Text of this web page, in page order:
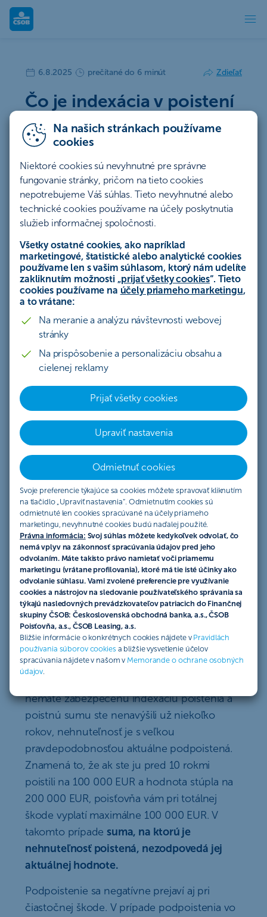
Na našich stránkach používame
cookies
Niektoré cookies sú nevyhnutné pre správne
fungovanie stránky, pričom na tieto cookies
nepotrebujeme Váš súhlas. Tieto nevyhnutné alebo
technické cookies používame na účely poskytnutia
služieb informačnej spoločnosti.
Všetky ostatné cookies, ako napríklad
marketingové, štatistické alebo analytické cookies
používame len s vašim súhlasom, ktorý nám udelíte
zakliknutím možnosti „prijať všetky cookies“. Tieto
cookies používame na účely priameho marketingu,
a to vrátane:
Na meranie a analýzu návštevnosti webovej
stránky
Na prispôsobenie a personalizáciu obsahu a
cielenej reklamy
Prijať všetky cookies
Upraviť nastavenia
Odmietnuť cookies
Svoje preferencie týkajúce sa cookies môžete spravovať kliknutím
na tlačidlo „Upraviť nastavenia“. Odmietnutím cookies sú
odmietnuté len cookies spracúvané na účely priameho
marketingu, nevyhnutné cookies budú naďalej použité.
Právna informácia: Svoj súhlas môžete kedykoľvek odvolať, čo
nemá vplyv na zákonnosť spracúvania údajov pred jeho
odvolaním. Máte takisto právo namietať voči priamemu
marketingu (vrátane profilovania), ktoré má tie isté účinky ako
odvolanie súhlasu. Vami zvolené preferencie pre využívanie
cookies a nástrojov na sledovanie používateľského správania sa
týkajú nasledovných prevádzkovateľov patriacich do Finančnej
skupiny ČSOB: Československá obchodná banka, a.s., ČSOB
Poisťovňa, a.s., ČSOB Leasing, a.s.
Bližšie informácie o konkrétnych cookies nájdete v Pravidlách
používania súborov cookies a bližšie vysvetlenie účelov
spracúvania nájdete v našom v Memorande o ochrane osobných
údajov.
6.8.2025 prečítané do 6 minút Zdieľať
Čo je indexácia v poistení
bývania a prečo je
dôležitá?
Ceny nehnuteľností neustále rastú a spolu s
nimi aj náklady na stavebné materiály. Ak
vlastníte nehnuteľnosť s poistením, ktoré
neodráža jej aktuálnu hodnotu, v prípade
poistnej udalosti nemusíte mať nárok na
dostatočné poistné plnenie. Zistite, ako sa
takejto situácii vyhnúť vďaka indexácii
poistnej zmluvy.
Podpoistenie môže priniesť
nežiaduce následky
Každá nehnuteľnosť aj domácnosť by mala
byťpoistená pre prípad nečakaných
udalostí, ako sú prírodné katastrofy, požiare
alebo vandalizmus. Keď nastanú, dokážu
spôsobiť škody v desaťtisícoch až státisícoch
EUR. V podobných finančne náročných
situáciách je najlepšou pomocou poistenie
nehnuteľnosti a domácnosti.
Aby poistné plnenie pokrylopotrebné
náklady na odstránenie vzniknutých škôd,
nemáte zabezpečenú indexáciu poistenia a
poistnú sumu ste nenavýšili už niekoľko
rokov, nehnuteľnosť je s veľkou
pravdepodobnosťou aktuálne podpoistená.
Znamená to, že ak ste ju pred 10 rokmi
poistili na 100 000 EUR a hodnota stúpla na
200 000 EUR, poisťovňa vám pri totálnej
škode vyplatí maximálne 100 000 EUR. V
takomto prípadesuma, na ktorú je
nehnuteľnosť poistená, nezodpovedá jej
aktuálnej hodnote.
Podpoistenie sa negatívne prejaví aj pri
čiastočnej škode. V prípade podpoistenia vo